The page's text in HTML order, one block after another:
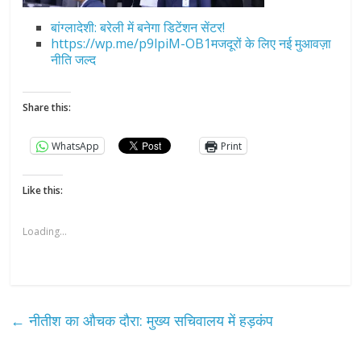
बांग्लादेशी: बरेली में बनेगा डिटेंशन सेंटर!
https://wp.me/p9lpiM-OB1मजदूरों के लिए नई मुआवज़ा
नीति जल्द
Share this:
WhatsApp Print
Like this:
Loading...
← नीतीश का औचक दौरा: मुख्य सचिवालय में हड़कंप